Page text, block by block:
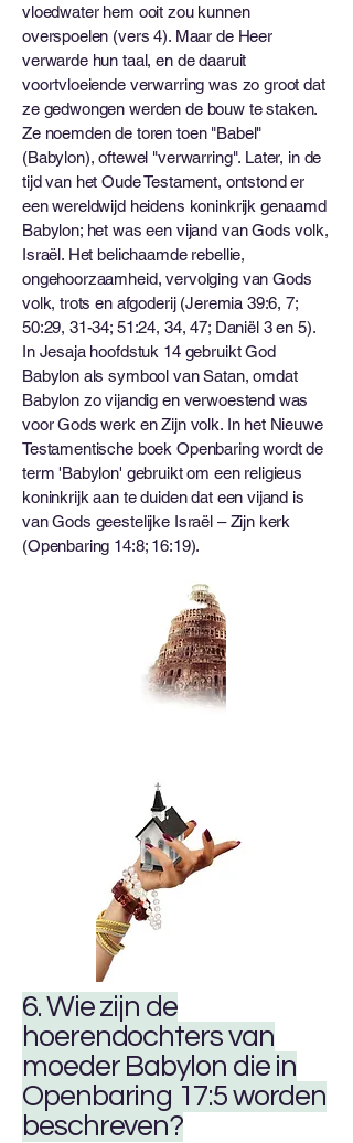
vloedwater hem ooit zou kunnen
overspoelen (vers 4). Maar de Heer
verwarde hun taal, en de daaruit
voortvloeiende verwarring was zo groot dat
ze gedwongen werden de bouw te staken.
Ze noemden de toren toen "Babel"
(Babylon), oftewel "verwarring". Later, in de
tijd van het Oude Testament, ontstond er
een wereldwijd heidens koninkrijk genaamd
Babylon; het was een vijand van Gods volk,
Israël. Het belichaamde rebellie,
ongehoorzaamheid, vervolging van Gods
volk, trots en afgoderij (Jeremia 39:6, 7;
50:29, 31-34; 51:24, 34, 47; Daniël 3 en 5).
In Jesaja hoofdstuk 14 gebruikt God
Babylon als symbool van Satan, omdat
Babylon zo vijandig en verwoestend was
voor Gods werk en Zijn volk. In het Nieuwe
Testamentische boek Openbaring wordt de
term 'Babylon' gebruikt om een ​​religieus
koninkrijk aan te duiden dat een vijand is
van Gods geestelijke Israël – Zijn kerk
(Openbaring 14:8; 16:19).
6. Wie zijn de
hoerendochters van
moeder Babylon die in
Openbaring 17:5 worden
beschreven?